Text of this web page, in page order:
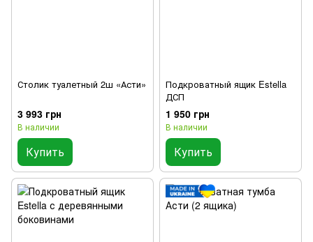
Столик туалетный 2ш «Асти»
3 993 грн
В наличии
Купить
Подкроватный ящик Estella
ДСП
1 950 грн
В наличии
Купить